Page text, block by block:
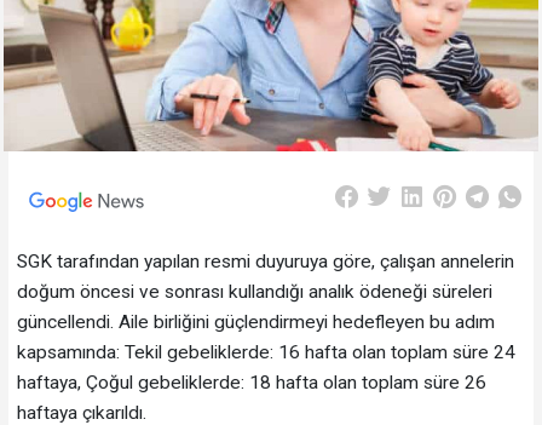
SGK tarafından yapılan resmi duyuruya göre, çalışan annelerin
doğum öncesi ve sonrası kullandığı analık ödeneği süreleri
güncellendi. Aile birliğini güçlendirmeyi hedefleyen bu adım
kapsamında: Tekil gebeliklerde: 16 hafta olan toplam süre 24
haftaya, Çoğul gebeliklerde: 18 hafta olan toplam süre 26
haftaya çıkarıldı.